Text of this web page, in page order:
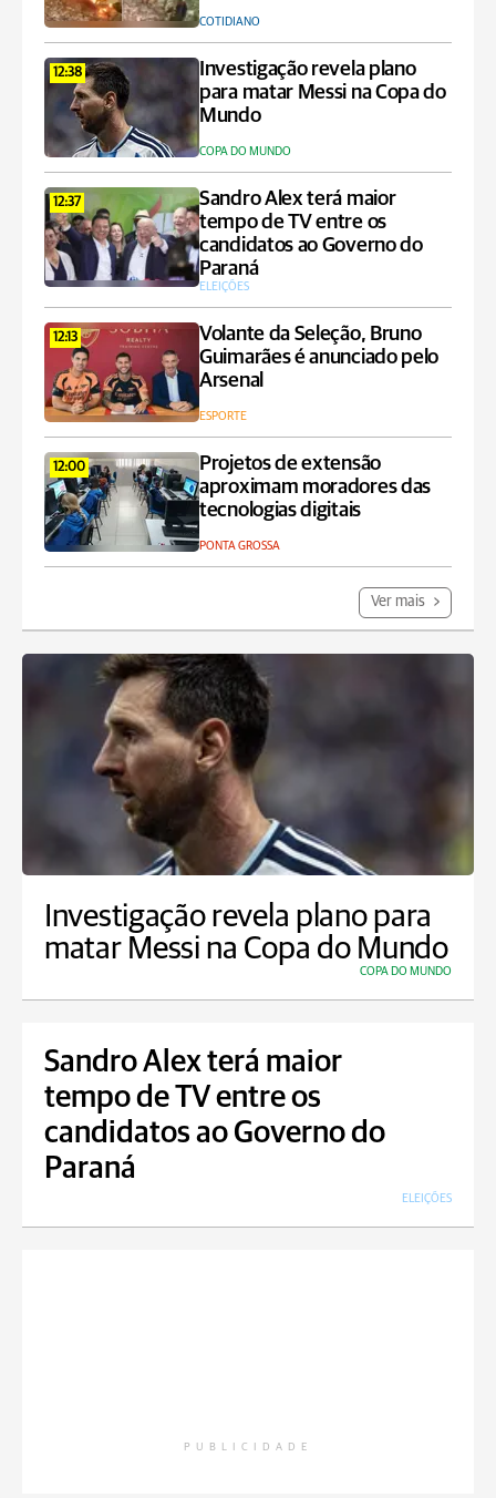
COTIDIANO
12:38
Investigação revela plano
para matar Messi na Copa do
Mundo
COPA DO MUNDO
12:37
Sandro Alex terá maior
tempo de TV entre os
candidatos ao Governo do
Paraná
ELEIÇÕES
12:13
Volante da Seleção, Bruno
Guimarães é anunciado pelo
Arsenal
ESPORTE
12:00
Projetos de extensão
aproximam moradores das
tecnologias digitais
PONTA GROSSA
Ver mais
Investigação revela plano para
matar Messi na Copa do Mundo
COPA DO MUNDO
Sandro Alex terá maior
tempo de TV entre os
candidatos ao Governo do
Paraná
ELEIÇÕES
PUBLICIDADE